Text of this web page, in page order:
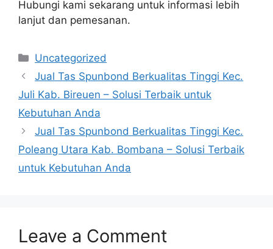
Hubungi kami sekarang untuk informasi lebih
lanjut dan pemesanan.
Categories
Uncategorized
Jual Tas Spunbond Berkualitas Tinggi Kec.
Juli Kab. Bireuen – Solusi Terbaik untuk
Kebutuhan Anda
Jual Tas Spunbond Berkualitas Tinggi Kec.
Poleang Utara Kab. Bombana – Solusi Terbaik
untuk Kebutuhan Anda
Leave a Comment